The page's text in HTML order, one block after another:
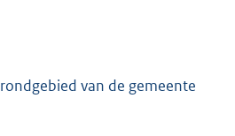
van de gemeente